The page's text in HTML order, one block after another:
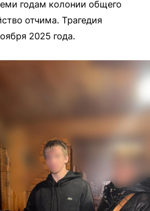
годам колонии общего
отчима. Трагедия
2025 года.